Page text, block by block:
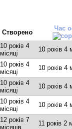
Створено
Час
10 років 4
місяці
10 років 4
10 років 4
місяці
10 років 4
10 років 4
місяці
10 років 4
10 років 4
місяці
10 років 4
12 років 7
місяців
11 років 2